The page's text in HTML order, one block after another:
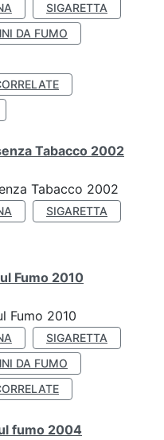
SIGARETTA
DA FUMO
Tabacco 2002
Tabacco 2002
SIGARETTA
Fumo 2010
Fumo 2010
SIGARETTA
DA FUMO
fumo 2004